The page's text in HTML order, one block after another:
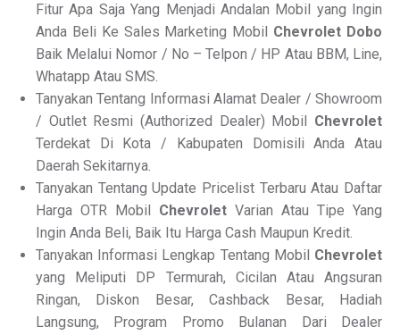
Fitur Apa Saja Yang Menjadi Andalan Mobil yang Ingin
Anda Beli Ke Sales Marketing Mobil Chevrolet Dobo
Baik Melalui Nomor / No – Telpon / HP Atau BBM, Line,
Whatapp Atau SMS.
Tanyakan Tentang Informasi Alamat Dealer / Showroom
/ Outlet Resmi (Authorized Dealer) Mobil Chevrolet
Terdekat Di Kota / Kabupaten Domisili Anda Atau
Daerah Sekitarnya.
Tanyakan Tentang Update Pricelist Terbaru Atau Daftar
Harga OTR Mobil Chevrolet Varian Atau Tipe Yang
Ingin Anda Beli, Baik Itu Harga Cash Maupun Kredit.
Tanyakan Informasi Lengkap Tentang Mobil Chevrolet
yang Meliputi DP Termurah, Cicilan Atau Angsuran
Ringan, Diskon Besar, Cashback Besar, Hadiah
Langsung, Program Promo Bulanan Dari Dealer